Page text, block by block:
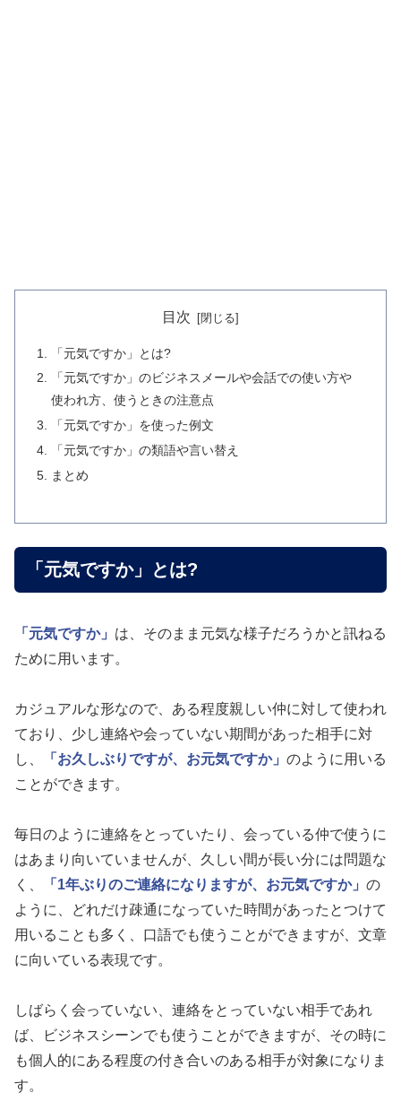
目次
「元気ですか」とは?
「元気ですか」のビジネスメールや会話での使い方や
使われ方、使うときの注意点
「元気ですか」を使った例文
「元気ですか」の類語や言い替え
まとめ
「元気ですか」とは?
「元気ですか」 は、そのまま元気な様子だろうかと訊ねる
ために用います。
カジュアルな形なので、ある程度親しい仲に対して使われ
ており、少し連絡や会っていない期間があった相手に対
し、
「お久しぶりですが、お元気ですか」 のように用いる
ことができます。
毎日のように連絡をとっていたり、会っている仲で使うに
はあまり向いていませんが、久しい間が長い分には問題な
く、
「1年ぶりのご連絡になりますが、お元気ですか」 の
ように、どれだけ疎通になっていた時間があったとつけて
用いることも多く、口語でも使うことができますが、文章
に向いている表現です。
しばらく会っていない、連絡をとっていない相手であれ
ば、ビジネスシーンでも使うことができますが、その時に
も個人的にある程度の付き合いのある相手が対象になりま
す。